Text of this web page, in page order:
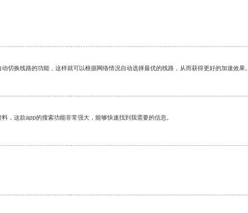
换线路的功能，这样就可以根据网络情况自动选择最优的线路，从而获得更好的加速效果。
，这款app的搜索功能非常强大，能够快速找到我需要的信息。